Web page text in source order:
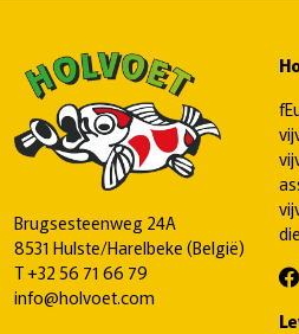
Brugsesteenweg 24A
8531 Hulste/Harelbeke (België)
T+32 56 71 66 79
info@holvoet.com